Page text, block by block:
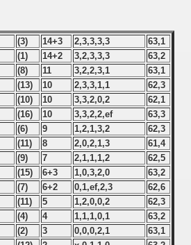
(3) 14+3 2,3,3,3,3
63,1
(1) 14+2 3,2,3,3,3
63,2
(8) 11 3,2,2,3,1
63,1
(13) 10 2,3,3,1,1
62,3
(10) 10 3,3,2,0,2
62,1
(16) 10 3,3,2,2,ef
63,3
(6) 9 1,2,1,3,2
62,3
(11) 8 2,0,2,1,3
61,4
(9) 7 2,1,1,1,2
62,5
(15) 6+3 1,0,3,2,0
63,2
(7) 6+2 0,1,ef,2,3
62,6
(11) 5 1,2,0,0,2
62,3
(4) 4 1,1,1,0,1
63,2
(2) 3 0,0,0,2,1
63,1